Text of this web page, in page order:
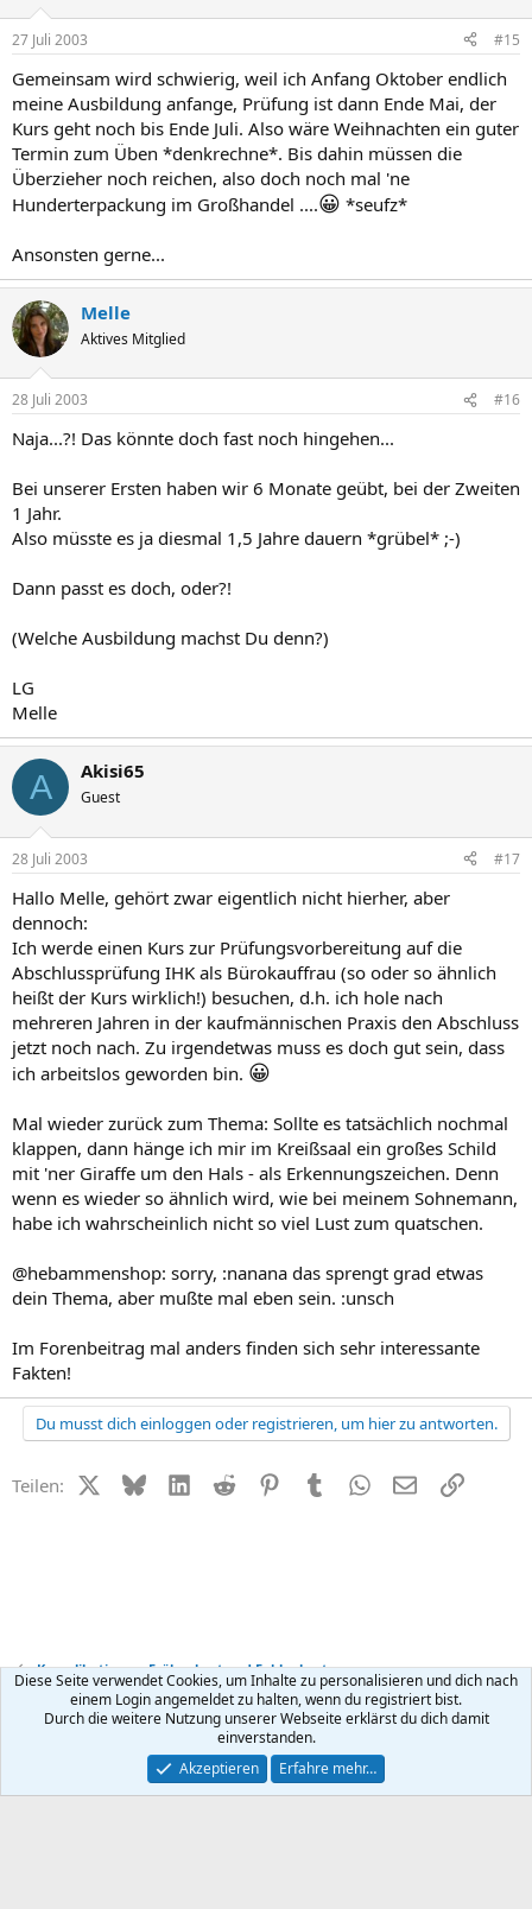
27 Juli 2003 #15
Gemeinsam wird schwierig, weil ich Anfang Oktober endlich
meine Ausbildung anfange, Prüfung ist dann Ende Mai, der
Kurs geht noch bis Ende Juli. Also wäre Weihnachten ein guter
Termin zum Üben *denkrechne*. Bis dahin müssen die
Überzieher noch reichen, also doch noch mal 'ne
Hunderterpackung im Großhandel ....😀 *seufz*
Ansonsten gerne...
Melle
Aktives Mitglied
28 Juli 2003 #16
Naja...?! Das könnte doch fast noch hingehen...
Bei unserer Ersten haben wir 6 Monate geübt, bei der Zweiten
1 Jahr.
Also müsste es ja diesmal 1,5 Jahre dauern *grübel* ;-)
Dann passt es doch, oder?!
(Welche Ausbildung machst Du denn?)
LG
Melle
A Akisi65
Guest
28 Juli 2003 #17
Hallo Melle, gehört zwar eigentlich nicht hierher, aber
dennoch:
Ich werde einen Kurs zur Prüfungsvorbereitung auf die
Abschlussprüfung IHK als Bürokauffrau (so oder so ähnlich
heißt der Kurs wirklich!) besuchen, d.h. ich hole nach
mehreren Jahren in der kaufmännischen Praxis den Abschluss
jetzt noch nach. Zu irgendetwas muss es doch gut sein, dass
ich arbeitslos geworden bin. 😀
Mal wieder zurück zum Thema: Sollte es tatsächlich nochmal
klappen, dann hänge ich mir im Kreißsaal ein großes Schild
mit 'ner Giraffe um den Hals - als Erkennungszeichen. Denn
wenn es wieder so ähnlich wird, wie bei meinem Sohnemann,
habe ich wahrscheinlich nicht so viel Lust zum quatschen.
@hebammenshop: sorry, :nanana das sprengt grad etwas
dein Thema, aber mußte mal eben sein. :unsch
Im Forenbeitrag mal anders finden sich sehr interessante
Fakten!
Du musst dich einloggen oder registrieren, um hier zu antworten.
Teilen: X (Twitter)
BlueskyLinkedIn
Reddit PinterestTumblr WhatsApp
E-MailLink
Komplikationen, Frühgeburt und Fehlgeburt
Kontakt Nutzungsbedingungen Datenschutz Hilfe
R
Community platform by XenForo ® © 2010-2026 XenForo Ltd.
Diese Seite verwendet Cookies, um Inhalte zu personalisieren und dich nach
einem Login angemeldet zu halten, wenn du registriert bist.
Durch die weitere Nutzung unserer Webseite erklärst du dich damit
einverstanden.
Akzeptieren
Erfahre mehr…